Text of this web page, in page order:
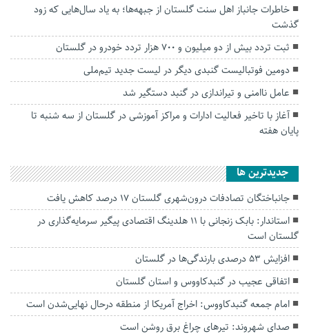
خاطرات جانباز اهل سنت گلستان از جبهه‌ها؛ به یاد سال‌هایی که زود
گذشت
ثبت تردد بیش از دو میلیون و ۷۰۰ هزار تردد خودرو در گلستان
دومین فوتبالیست گنبدی دیگر در لیست جدید تیم‌ملی
عامل ناامنی و تیراندازی در گنبد دستگیر شد
آغاز با تاخیر فعالیت ادارات و مراکز آموزشی در گلستان از سه شنبه تا
پایان هفته
جديدترين ها
جانباختگان تصادفات درون‌شهری گلستان ۱۷ درصد کاهش یافت
استاندار: بابک زنجانی با ۱۱ هلدینگ اقتصادی پیگیر سرمایه‌گذاری در
گلستان است
افزایش ۵۳ درصدی بارندگی‌ها در گلستان
اتفاقی عجیب در‌ گنبدکاووس و استان گلستان
امام جمعه گنبدکاووس: اخراج آمریکا از منطقه درحال نهایی‌شدن است
صدای شهروند: تیرهای چراغ برق روشن است